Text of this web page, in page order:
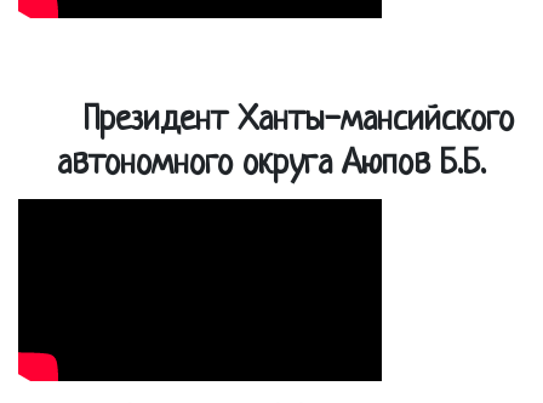
Президент Ханты-мансийского
автономного округа Аюпов Б.Б.